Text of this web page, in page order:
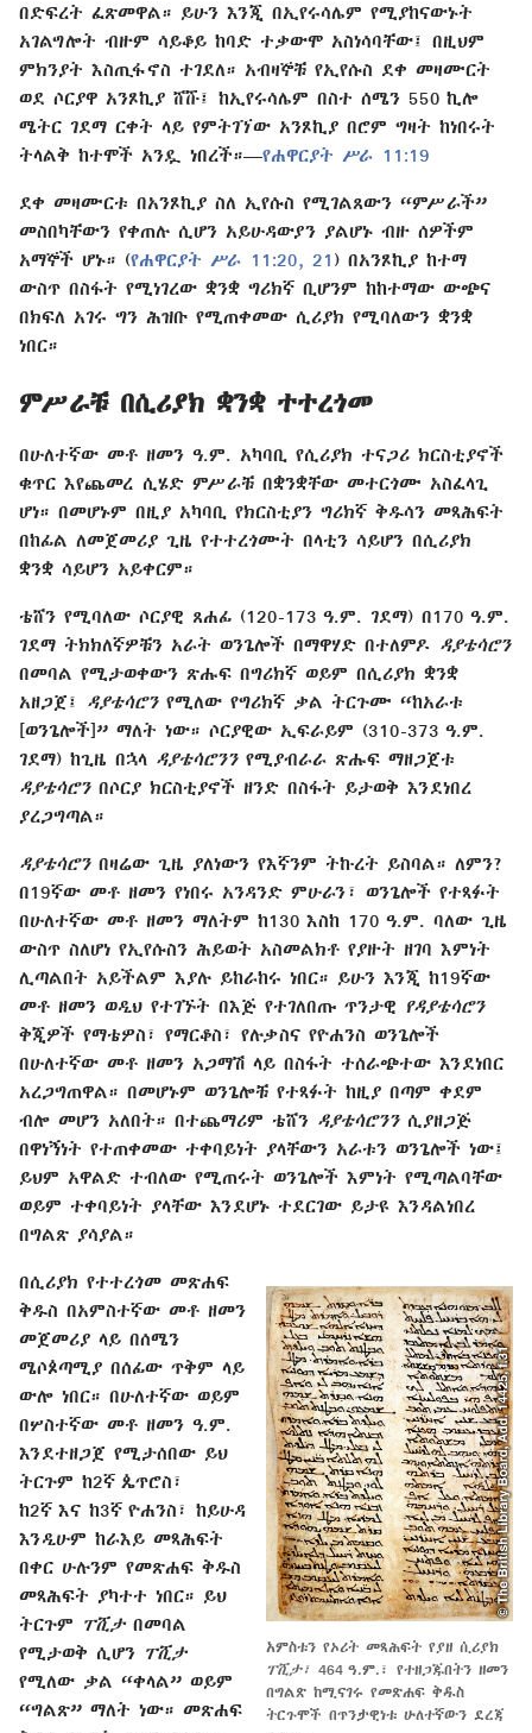
በድፍረት ፈጽመዋል። ይሁን እንጂ በኢየሩሳሌም የሚያከናውኑት
አገልግሎት ብዙም ሳይቆይ ከባድ ተቃውሞ አስነሳባቸው፤ በዚህም
ምክንያት እስጢፋኖስ ተገደለ። አብዛኞቹ የኢየሱስ ደቀ መዛሙርት
ወደ ሶርያዋ አንጾኪያ ሸሹ፤ ከኢየሩሳሌም በስተ ሰሜን 550 ኪሎ
ሜትር ገደማ ርቀት ላይ የምትገኘው አንጾኪያ በሮም ግዛት ከነበሩት
ትላልቅ ከተሞች አንዷ ነበረች።—የሐዋርያት ሥራ 11:19
ደቀ መዛሙርቱ በአንጾኪያ ስለ ኢየሱስ የሚገልጸውን “ምሥራች”
መስበካቸውን የቀጠሉ ሲሆን አይሁዳውያን ያልሆኑ ብዙ ሰዎችም
አማኞች ሆኑ። (የሐዋርያት ሥራ 11:20, 21 ) በአንጾኪያ ከተማ
ውስጥ በስፋት የሚነገረው ቋንቋ ግሪክኛ ቢሆንም ከከተማው ውጭና
በክፍለ አገሩ ግን ሕዝቡ የሚጠቀመው ሲሪያክ የሚባለውን ቋንቋ
ነበር።
ምሥራቹ በሲሪያክ ቋንቋ ተተረጎመ
በሁለተኛው መቶ ዘመን ዓ.ም. አካባቢ የሲሪያክ ተናጋሪ ክርስቲያኖች
ቁጥር እየጨመረ ሲሄድ ምሥራቹ በቋንቋቸው መተርጎሙ አስፈላጊ
ሆነ። በመሆኑም በዚያ አካባቢ የክርስቲያን ግሪክኛ ቅዱሳን መጻሕፍት
በከፊል ለመጀመሪያ ጊዜ የተተረጎሙት በላቲን ሳይሆን በሲሪያክ
ቋንቋ ሳይሆን አይቀርም።
ቴሸን የሚባለው ሶርያዊ ጸሐፊ (120-173 ዓ.ም. ገደማ) በ170 ዓ.ም.
ገደማ ትክክለኛዎቹን አራት ወንጌሎች በማዋሃድ በተለምዶ ዳያቴሳሮን
በመባል የሚታወቀውን ጽሑፍ በግሪክኛ ወይም በሲሪያክ ቋንቋ
አዘጋጀ፤ ዳያቴሳሮን የሚለው የግሪክኛ ቃል ትርጉሙ “ከአራቱ
[ወንጌሎች]” ማለት ነው። ሶርያዊው ኢፍራይም (310-373 ዓ.ም.
ገደማ) ከጊዜ በኋላ ዳያቴሳሮንን የሚያብራራ ጽሑፍ ማዘጋጀቱ
ዳያቴሳሮን በሶርያ ክርስቲያኖች ዘንድ በስፋት ይታወቅ እንደነበረ
ያረጋግጣል።
ዳያቴሳሮን በዛሬው ጊዜ ያለነውን የእኛንም ትኩረት ይስባል። ለምን?
በ19ኛው መቶ ዘመን የነበሩ አንዳንድ ምሁራን፣ ወንጌሎች የተጻፉት
በሁለተኛው መቶ ዘመን ማለትም ከ130 እስከ 170 ዓ.ም. ባለው ጊዜ
ውስጥ ስለሆነ የኢየሱስን ሕይወት አስመልክቶ የያዙት ዘገባ እምነት
ሊጣልበት አይችልም እያሉ ይከራከሩ ነበር። ይሁን እንጂ ከ19ኛው
መቶ ዘመን ወዲህ የተገኙት በእጅ የተገለበጡ ጥንታዊ
የዳያቴሳሮን
ቅጂዎች የማቴዎስ፣ የማርቆስ፣ የሉቃስና የዮሐንስ ወንጌሎች
በሁለተኛው መቶ ዘመን አጋማሽ ላይ በስፋት ተሰራጭተው እንደነበር
አረጋግጠዋል። በመሆኑም ወንጌሎቹ የተጻፉት ከዚያ በጣም ቀደም
ብሎ መሆን አለበት። በተጨማሪም ቴሸን ዳያቴሳሮንን ሲያዘጋጅ
በዋነኝነት የተጠቀመው ተቀባይነት ያላቸውን አራቱን ወንጌሎች ነው፤
ይህም አዋልድ ተብለው የሚጠሩት ወንጌሎች እምነት የሚጣልባቸው
ወይም ተቀባይነት ያላቸው እንደሆኑ ተደርገው ይታዩ እንዳልነበረ
በግልጽ ያሳያል።
አምስቱን የኦሪት መጻሕፍት የያዘ ሲሪያክ
ፐሺታ፣ 464 ዓ.ም.፣ የተዘጋጁበትን ዘመን
በግልጽ ከሚናገሩ የመጽሐፍ ቅዱስ
ትርጉሞች በጥንታዊነቱ ሁለተኛውን ደረጃ
በሲሪያክ የተተረጎመ መጽሐፍ
ቅዱስ በአምስተኛው መቶ ዘመን
መጀመሪያ ላይ በሰሜን
ሜሶጶጣሚያ በሰፊው ጥቅም ላይ
ውሎ ነበር። በሁለተኛው ወይም
በሦስተኛው መቶ ዘመን ዓ.ም.
እንደተዘጋጀ የሚታሰበው ይህ
ትርጉም ከ2ኛ ጴጥሮስ፣
ከ2ኛ እና ከ3ኛ ዮሐንስ፣ ከይሁዳ
እንዲሁም ከራእይ መጻሕፍት
በቀር ሁሉንም የመጽሐፍ ቅዱስ
መጻሕፍት ያካተተ ነበር። ይህ
ትርጉም
ፐሺታ በመባል
የሚታወቅ ሲሆን ፐሺታ
የሚለው ቃል “ቀላል” ወይም
“ግልጽ” ማለት ነው። መጽሐፍ